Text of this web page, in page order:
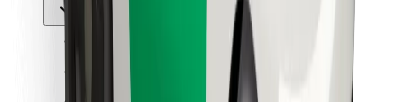
Felhasználási feltételek